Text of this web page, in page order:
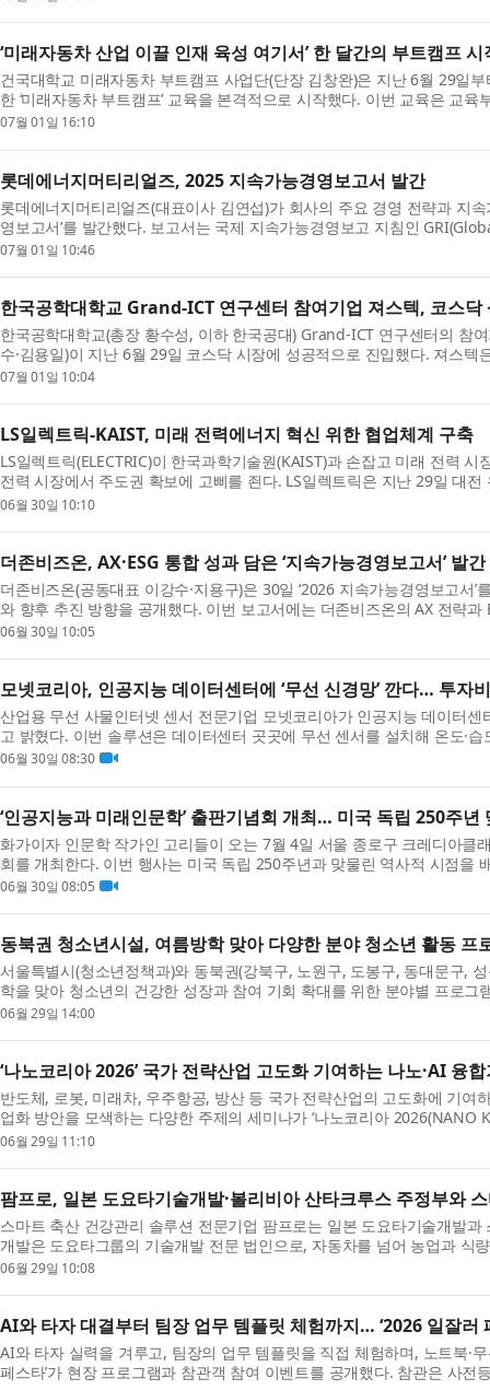
‘미래자동차 산업 이끌 인재 육성 여기서’ 한 달간의 부트캠프 시
건국대학교 미래자동차 부트캠프 사업단(단장 김창완)은 지난 6월 29일
한 ‘미래자동차 부트캠프’ 교육을 본격적으로 시작했다. 이번 교육은 교
재 양...
07월 01일 16:10
롯데에너지머티리얼즈, 2025 지속가능경영보고서 발간
롯데에너지머티리얼즈(대표이사 김연섭)가 회사의 주요 경영 전략과 지
영보고서’를 발간했다. 보고서는 국제 지속가능경영보고 지침인
족했...
07월 01일 10:46
한국공학대학교 Grand-ICT 연구센터 참여기업 져스텍, 코스닥
한국공학대학교(총장 황수성, 이하 한국공대) Grand-ICT 연구센터의 참
수·김용일)이 지난 6월 29일 코스닥 시장에 성공적으로 진입했다. 져스
시...
07월 01일 10:04
LS일렉트릭-KAIST, 미래 전력에너지 혁신 위한 협업체계 구축
LS일렉트릭(ELECTRIC)이 한국과학기술원(KAIST)과 손잡고 미래 전력
전력 시장에서 주도권 확보에 고삐를 죈다. LS일렉트릭은 지난 29일 대
총괄(부...
06월 30일 10:10
더존비즈온, AX·ESG 통합 성과 담은 ‘지속가능경영보고서’ 발간
더존비즈온(공동대표 이강수·지용구)은 30일 ‘2026 지속가능경영보고서
와 향후 추진 방향을 공개했다. 이번 보고서에는 더존비즈온의 AX 전략
이 ...
06월 30일 10:05
모넷코리아, 인공지능 데이터센터에 ‘무선 신경망’ 깐다… 투자
산업용 무선 사물인터넷 센서 전문기업 모넷코리아가 인공지능 데이터
고 밝혔다. 이번 솔루션은 데이터센터 곳곳에 무선 센서를 설치해 온도·
의 ...
06월 30일 08:30
‘인공지능과 미래인문학’ 출판기념회 개최… 미국 독립 250주년
화가이자 인문학 작가인 고리들이 오는 7월 4일 서울 종로구 크레디아클
회를 개최한다. 이번 행사는 미국 독립 250주년과 맞물린 역사적 시점을
색하는 ...
06월 30일 08:05
동북권 청소년시설, 여름방학 맞아 다양한 분야 청소년 활동 프
서울특별시(청소년정책과)와 동북권(강북구, 노원구, 도봉구, 동대문구,
학을 맞아 청소년의 건강한 성장과 참여 기회 확대를 위한 분야별 프로
...
06월 29일 14:00
‘나노코리아 2026’ 국가 전략산업 고도화 기여하는 나노·AI 융
반도체, 로봇, 미래차, 우주항공, 방산 등 국가 전략산업의 고도화에 기여
업화 방안을 모색하는 다양한 주제의 세미나가 ‘나노코리아 2026(NANO
인다...
06월 29일 11:10
팜프로, 일본 도요타기술개발·볼리비아 산타크루스 주정부와
스마트 축산 건강관리 솔루션 전문기업 팜프로는 일본 도요타기술개발
개발은 도요타그룹의 기술개발 전문 법인으로, 자동차를 넘어 농업과
개발과...
06월 29일 10:08
AI와 타자 대결부터 팀장 업무 템플릿 체험까지… ‘2026 일잘러
AI와 타자 실력을 겨루고, 팀장의 업무 템플릿을 직접 체험하며, 노트북·
페스타’가 현장 프로그램과 참관객 참여 이벤트를 공개했다. 참관은 사